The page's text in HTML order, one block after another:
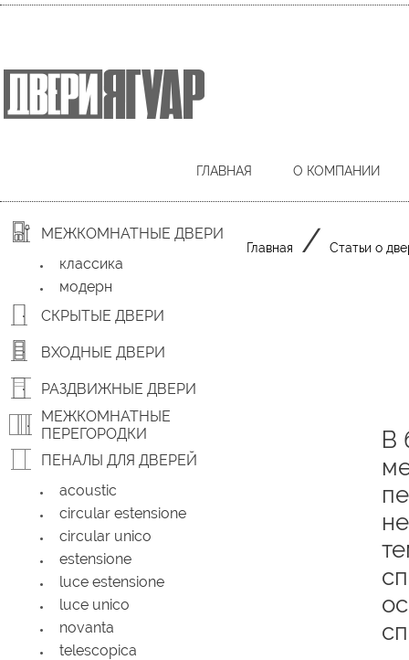
ГЛАВНАЯ О КОМПАНИИ
МЕЖКОМНАТНЫЕ ДВЕРИ
классика
модерн
СКРЫТЫЕ ДВЕРИ
ВХОДНЫЕ ДВЕРИ
РАЗДВИЖНЫЕ ДВЕРИ
МЕЖКОМНАТНЫЕ
ПЕРЕГОРОДКИ
ПЕНАЛЫ ДЛЯ ДВЕРЕЙ
acoustic
circular estensione
circular unico
estensione
luce estensione
luce unico
novanta
telescopica
Главная / Статьи о
В